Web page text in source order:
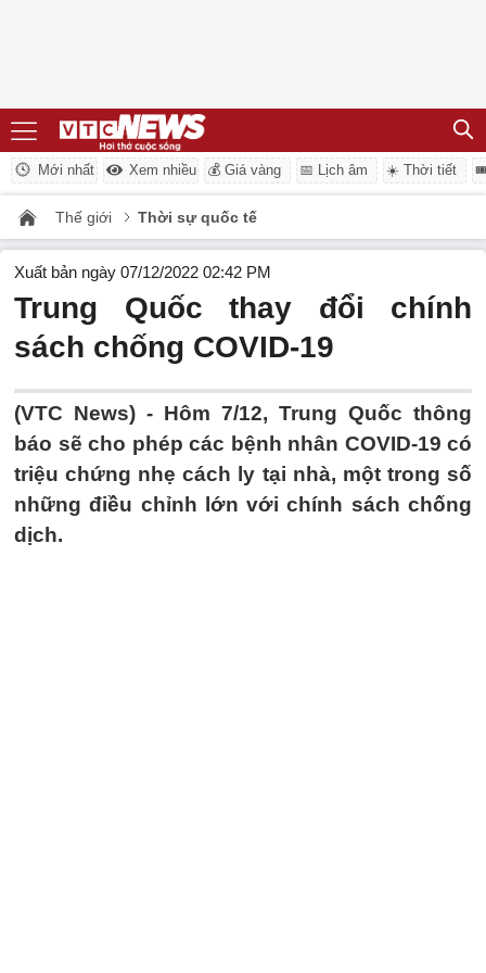
Mới nhất Xem nhiều 💰 Giá vàng 📅 Lịch âm ☀️ Thời tiết
Thế giới Thời sự quốc tế
Xuất bản ngày 07/12/2022 02:42 PM
Trung Quốc thay đổi chính
sách chống COVID-19
(VTC News) - Hôm 7/12, Trung Quốc thông
báo sẽ cho phép các bệnh nhân COVID-19 có
triệu chứng nhẹ cách ly tại nhà, một trong số
những điều chỉnh lớn với chính sách chống
dịch.